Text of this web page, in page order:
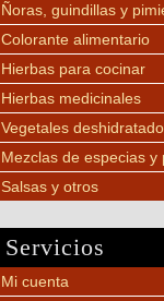
Ñoras, guindillas y
Colorante alimentario
Hierbas para cocinar
Hierbas medicinales
Vegetales
Mezclas de especias y
Salsas y otros
Servicios
Mi cuenta